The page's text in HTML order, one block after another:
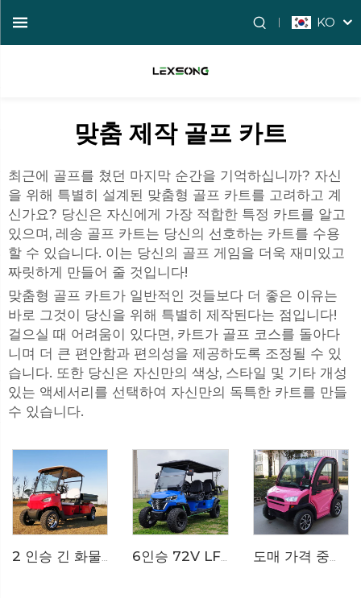
KO
맞춤 제작 골프 카트
최근에 골프를 쳤던 마지막 순간을 기억하십니까? 자신
을 위해 특별히 설계된 맞춤형 골프 카트를 고려하고 계
신가요? 당신은 자신에게 가장 적합한 특정 카트를 알고
있으며, 레송 골프 카트는 당신의 선호하는 카트를 수용
할 수 있습니다. 이는 당신의 골프 게임을 더욱 재미있고
짜릿하게 만들어 줄 것입니다!
맞춤형 골프 카트가 일반적인 것들보다 더 좋은 이유는
바로 그것이 당신을 위해 특별히 제작된다는 점입니다!
걸으실 때 어려움이 있다면, 카트가 골프 코스를 돌아다
니며 더 큰 편안함과 편의성을 제공하도록 조정될 수 있
습니다. 또한 당신은 자신만의 색상, 스타일 및 기타 개성
있는 액세서리를 선택하여 자신만의 독특한 카트를 만들
수 있습니다.